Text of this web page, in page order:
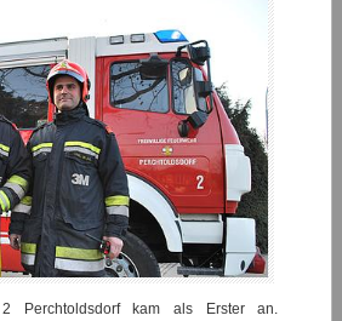
2 Perchtoldsdorf kam als Erster an.